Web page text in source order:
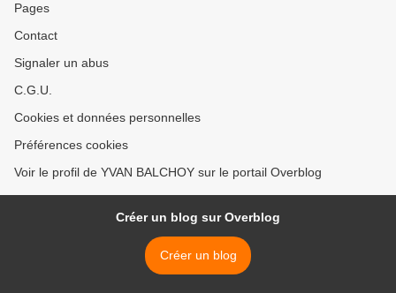
Pages
Contact
Signaler un abus
C.G.U.
Cookies et données personnelles
Préférences cookies
Voir le profil de YVAN BALCHOY sur le portail Overblog
Créer un blog sur Overblog
Créer un blog